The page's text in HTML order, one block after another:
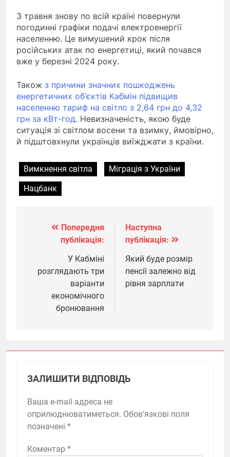
З травня знову по всій країні повернули
погодинні графіки подачі електроенергії
населенню. Це вимушений крок після
російських атак по енергетиці, який почався
вже у березні 2024 року.
Також з причини значних пошкоджень
енергетичних об’єктів Кабмін підвищив
населенню тариф на світло з 2,64 грн до 4,32
грн за кВт-год. Невизначеність, якою буде
ситуація зі світлом восени та взимку, ймовірно,
й підштовхнули українців виїжджати з країни.
Вимкнення світла
Міграція з України
Нацбанк
Навігація
записів
Попередня
публікація:
У Кабміні
розглядають три
варіанти
економічного
бронювання
Наступна
публікація:
Який буде розмір
пенсії залежно від
рівня зарплати
ЗАЛИШИТИ ВІДПОВІДЬ
Ваша e-mail адреса не
оприлюднюватиметься. Обов’язкові поля
позначені *
Коментар *